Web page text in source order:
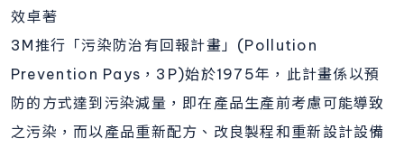
效卓著
3M推行「污染防治有回報計畫」(Pollution
Prevention Pays，3P)始於1975年，此計畫係以預
防的方式達到污染減量，即在產品生產前考慮可能導致
之污染，而以產品重新配方、改良製程和重新設計設備